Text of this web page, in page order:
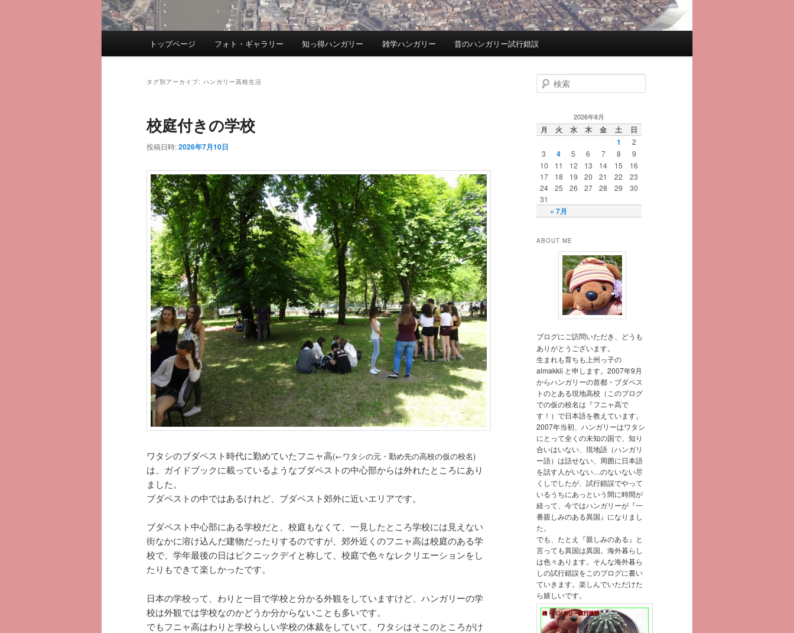
メ
コ
テ
ン
ツ
へ
移
動
サ
ン
ン
ツ
へ
移
動
トップページ フォト・ギャラリー 知っ得ハンガリー 雑学ハンガリー 昔のハンガリー試行錯誤
タグ別アーカイブ: ハンガリー高校生活
校庭付きの学校
投稿日時:2026年7月10日
ワタシのブダペスト時代に勤めていたフニャ高(←ワタシの元・勤め先の高校の仮の校名)
は、ガイドブックに載っているようなブダペストの中心部からは外れたところにあり
ました。
ブダペストの中ではあるけれど、ブダペスト郊外に近いエリアです。
ブダペスト中心部にある学校だと、校庭もなくて、一見したところ学校には見えない
街なかに溶け込んだ建物だったりするのですが、郊外近くのフニャ高は校庭のある学
校で、学年最後の日はピクニックデイと称して、校庭で色々なレクリエーションをし
たりもできて楽しかったです。
日本の学校って、わりと一目で学校と分かる外観をしていますけど、ハンガリーの学
校は外観では学校なのかどうか分からないことも多いです。
でもフニャ高はわりと学校らしい学校の体裁をしていて、ワタシはそこのところがけ
検
索
2026年8月
月 火 水 木 金 土 日
« 7月
1
2
3
4 5 6 7 8
9
10
11 12 13 14 15
16
17
18 19 20 21 22
23
24
25 26 27 28 29
30
31
ABOUT ME
ブログにご訪問いただき、どうも
ありがとうございます。
生まれも育ちも上州っ子の
almakkii と申します。2007年9月
からハンガリーの首都・ブダペス
トのとある現地高校（このブログ
での仮の校名は『フニャ高で
す！）で日本語を教えています。
2007年当初、ハンガリーはワタシ
にとって全くの未知の国で、知り
合いはいない、現地語（ハンガリ
ー語）は話せない、周囲に日本語
を話す人がいない…のないない尽
くしでしたが、試行錯誤でやって
いるうちにあっという間に時間が
経って、今ではハンガリーが『一
番親しみのある異国』になりまし
た。
でも、たとえ『親しみのある』と
言っても異国は異国。海外暮らし
は色々あります。そんな海外暮ら
しの試行錯誤をこのブログに書い
ていきます。楽しんでいただけた
ら嬉しいです。